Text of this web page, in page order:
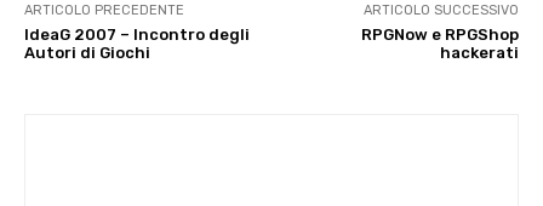
ARTICOLO PRECEDENTE
IdeaG 2007 – Incontro degli
Autori di Giochi
ARTICOLO SUCCESSIVO
RPGNow e RPGShop
hackerati